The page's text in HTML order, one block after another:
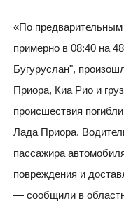
«По
примерно в 08:40 на
Бугуруслан",
Приора, Киа Рио и
происшествия
Лада Приора.
пассажира
повреждения и
— сообщили в